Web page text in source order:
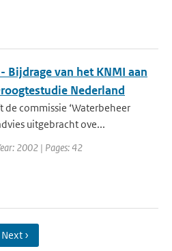
Bijdrage van het KNMI aan
Nederland
commissie ‘Waterbeheer
uitgebracht ove...
2002 | Pages: 42
Next ›